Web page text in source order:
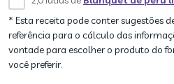
* Esta receita pode conter sugestões
referência para o cálculo das
vontade para escolher o produto do
você preferir.